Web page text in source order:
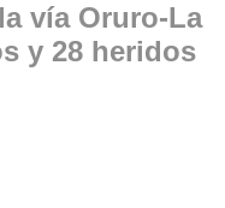
vía Oruro-La
y 28 heridos